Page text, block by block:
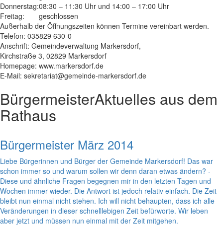
Donnerstag:08:30 – 11:30 Uhr und 14:00 – 17:00 Uhr
Freitag:
geschlossen
Außerhalb der Öffnungszeiten können Termine vereinbart werden.
Telefon: 035829 630-0
Anschrift: Gemeindeverwaltung Markersdorf,
Kirchstraße 3, 02829 Markersdorf
Homepage: www.markersdorf.de
E-Mail: sekretariat@gemeinde-markersdorf.de
BürgermeisterAktuelles aus dem
Rathaus
Bürgermeister März 2014
Liebe Bürgerinnen und Bürger der Gemeinde Markersdorf! Das war
schon immer so und warum sollen wir denn daran etwas ändern? -
Diese und ähnliche Fragen begegnen mir in den letzten Tagen und
Wochen immer wieder. Die Antwort ist jedoch relativ einfach. Die Zeit
bleibt nun einmal nicht stehen. Ich will nicht behaupten, dass ich alle
Veränderungen in dieser schnelllebigen Zeit befürworte. Wir leben
aber jetzt und müssen nun einmal mit der Zeit mitgehen.